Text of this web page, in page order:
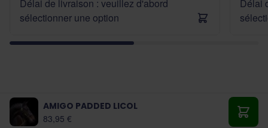
Délai de livraison : veuillez d'abord
sélectionner une option
Délai
AMIGO PADDED LICOL
À partir de:
83,95 €